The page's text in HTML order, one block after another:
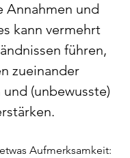
Annahmen und
kann vermehrt
führen,
zueinander
(unbewusste)
Aufmerksamkeit: